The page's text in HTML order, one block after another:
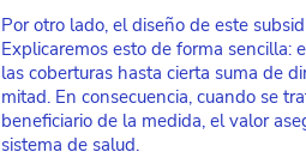
Por otro lado, el diseño de este
Explicaremos esto de forma sencilla:
las coberturas hasta cierta suma de
mitad. En consecuencia, cuando se
beneficiario de la medida, el valor
sistema de salud.